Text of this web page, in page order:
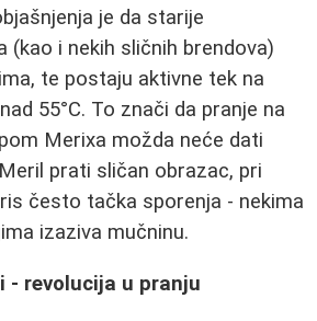
je da starije
(kao i nekih sličnih brendova)
te postaju aktivne tek na
55°C. To znači da pranje na
Merixa možda neće dati
prati sličan obrazac, pri
često tačka sporenja - nekima
izaziva mučninu.
- revolucija u pranju